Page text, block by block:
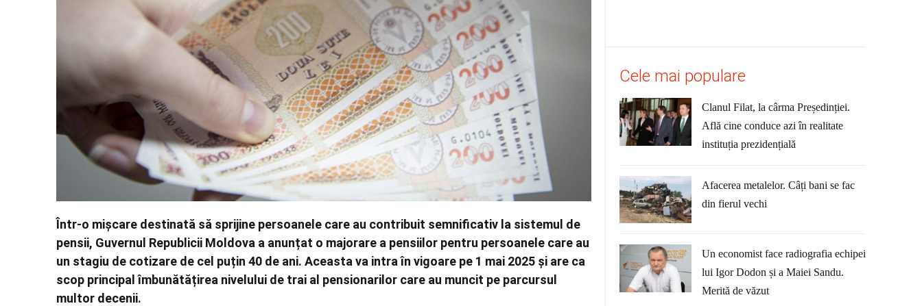
Într-o mișcare destinată să sprijine persoanele care au contribuit semnificativ la sistemul de
pensii, Guvernul Republicii Moldova a anunțat o majorare a pensiilor pentru persoanele care au
un stagiu de cotizare de cel puțin 40 de ani. Aceasta va intra în vigoare pe 1 mai 2025 și are ca
scop principal îmbunătățirea nivelului de trai al pensionarilor care au muncit pe parcursul
multor decenii.
Cele mai populare
Clanul Filat, la cârma Președinției.
Află cine conduce azi în realitate
instituția prezidențială
Afacerea metalelor. Câți bani se fac
din fierul vechi
Un economist face radiografia echipei
lui Igor Dodon și a Maiei Sandu.
Merită de văzut